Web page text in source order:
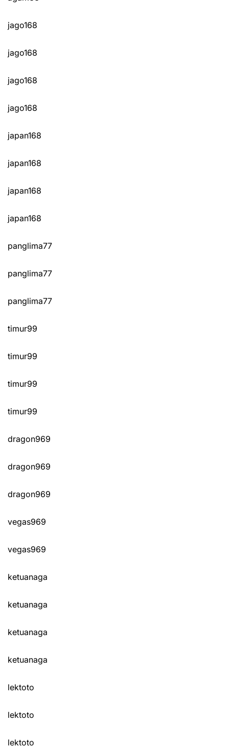
jago168
jago168
jago168
jago168
japan168
japan168
japan168
japan168
panglima77
panglima77
panglima77
timur99
timur99
timur99
timur99
dragon969
dragon969
dragon969
vegas969
vegas969
ketuanaga
ketuanaga
ketuanaga
ketuanaga
lektoto
lektoto
lektoto